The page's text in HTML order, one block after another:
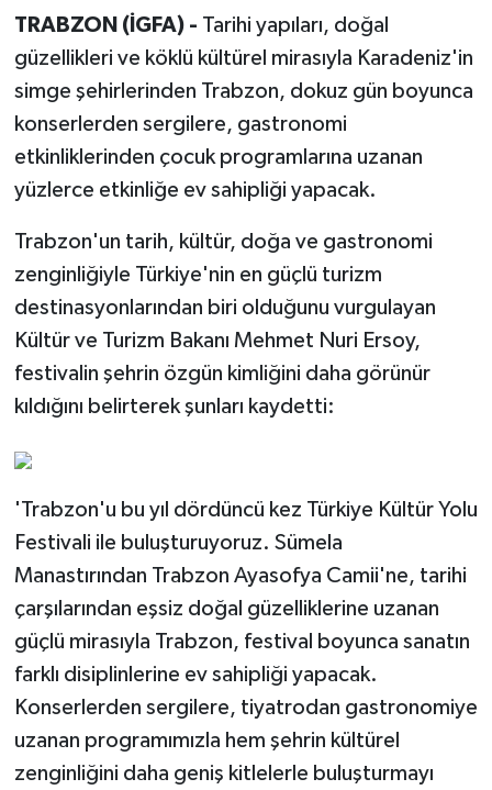
TRABZON (İGFA) - Tarihi yapıları, doğal
güzellikleri ve köklü kültürel mirasıyla Karadeniz'in
simge şehirlerinden Trabzon, dokuz gün boyunca
konserlerden sergilere, gastronomi
etkinliklerinden çocuk programlarına uzanan
yüzlerce etkinliğe ev sahipliği yapacak.
Trabzon'un tarih, kültür, doğa ve gastronomi
zenginliğiyle Türkiye'nin en güçlü turizm
destinasyonlarından biri olduğunu vurgulayan
Kültür ve Turizm Bakanı Mehmet Nuri Ersoy,
festivalin şehrin özgün kimliğini daha görünür
kıldığını belirterek şunları kaydetti:
'Trabzon'u bu yıl dördüncü kez Türkiye Kültür Yolu
Festivali ile buluşturuyoruz. Sümela
Manastırından Trabzon Ayasofya Camii'ne, tarihi
çarşılarından eşsiz doğal güzelliklerine uzanan
güçlü mirasıyla Trabzon, festival boyunca sanatın
farklı disiplinlerine ev sahipliği yapacak.
Konserlerden sergilere, tiyatrodan gastronomiye
uzanan programımızla hem şehrin kültürel
zenginliğini daha geniş kitlelerle buluşturmayı